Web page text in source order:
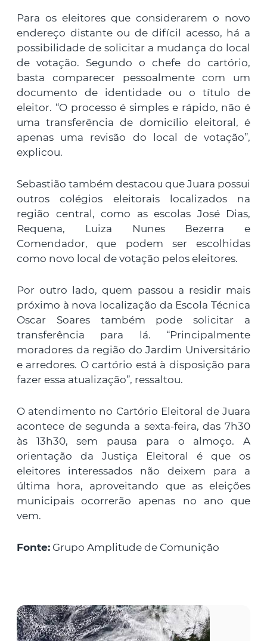
Para os eleitores que considerarem o novo
endereço distante ou de difícil acesso, há a
possibilidade de solicitar a mudança do local
de votação. Segundo o chefe do cartório,
basta comparecer pessoalmente com um
documento de identidade ou o título de
eleitor. “O processo é simples e rápido, não é
uma transferência de domicílio eleitoral, é
apenas uma revisão do local de votação”,
explicou.
Sebastião também destacou que Juara possui
outros colégios eleitorais localizados na
região central, como as escolas José Dias,
Requena, Luiza Nunes Bezerra e
Comendador, que podem ser escolhidas
como novo local de votação pelos eleitores.
Por outro lado, quem passou a residir mais
próximo à nova localização da Escola Técnica
Oscar Soares também pode solicitar a
transferência para lá. “Principalmente
moradores da região do Jardim Universitário
e arredores. O cartório está à disposição para
fazer essa atualização”, ressaltou.
O atendimento no Cartório Eleitoral de Juara
acontece de segunda a sexta-feira, das 7h30
às 13h30, sem pausa para o almoço. A
orientação da Justiça Eleitoral é que os
eleitores interessados não deixem para a
última hora, aproveitando que as eleições
municipais ocorrerão apenas no ano que
vem.
Fonte: Grupo Amplitude de Comunição